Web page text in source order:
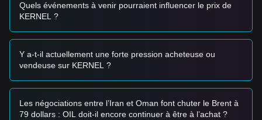
présenter une opportunité d'achat à court terme.
• Si le prix franchit au-dessus de
cela pourrait confirmer le début d'une nouvelle tendance
haussière.
Scénario de risque
des zones de liquidité inférieures.
Quels événements à venir pourraient influencer le prix de
KERNEL ?
Y a-t-il actuellement une forte pression acheteuse ou
vendeuse sur KERNEL ?
Les négociations entre l’Iran et Oman font chuter le Brent à
79 dollars : OIL doit-il encore continuer à être à l’achat ?